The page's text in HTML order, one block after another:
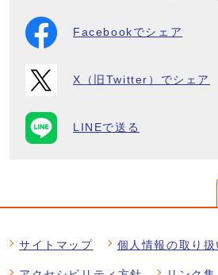
Facebookでシェア
X（旧Twitter）でシェア
LINEで送る
サイトマップ 個人情報の取り扱